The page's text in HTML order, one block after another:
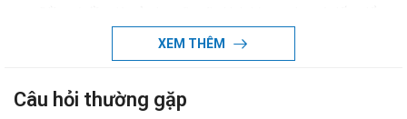
phụ thuộc hormone.
Ung thư vú tiến triển sau khi tái phát hoặc tiến triển bệnh, ở
nhân tạo, những người trước đây đã được điều trị bằng
XEM THÊM
Câu hỏi thường gặp